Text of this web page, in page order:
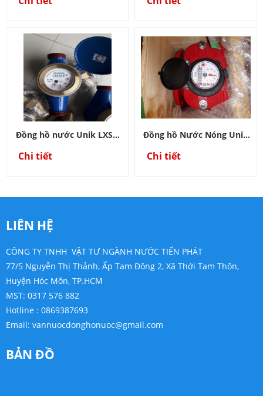
Đồng hồ nước Unik LXSG
Chi tiết
Đồng hồ Nước Nóng Unik
LXLGR Mặt Bích
Chi tiết
LIÊN HỆ
CÔNG TY TNHH VẬT TƯ NGÀNH NƯỚC TIẾN PHÁT
77/5 Nguyễn Thị Thảnh, Ấp Tam Đông 2, Xã Thới Tam Thôn,
Huyện Hóc Môn, TP.HCM
MST: 0317 576 882
Hotline : 0869387693
Email: vannuocdonghonuoc@gmail.com
BẢN ĐỒ